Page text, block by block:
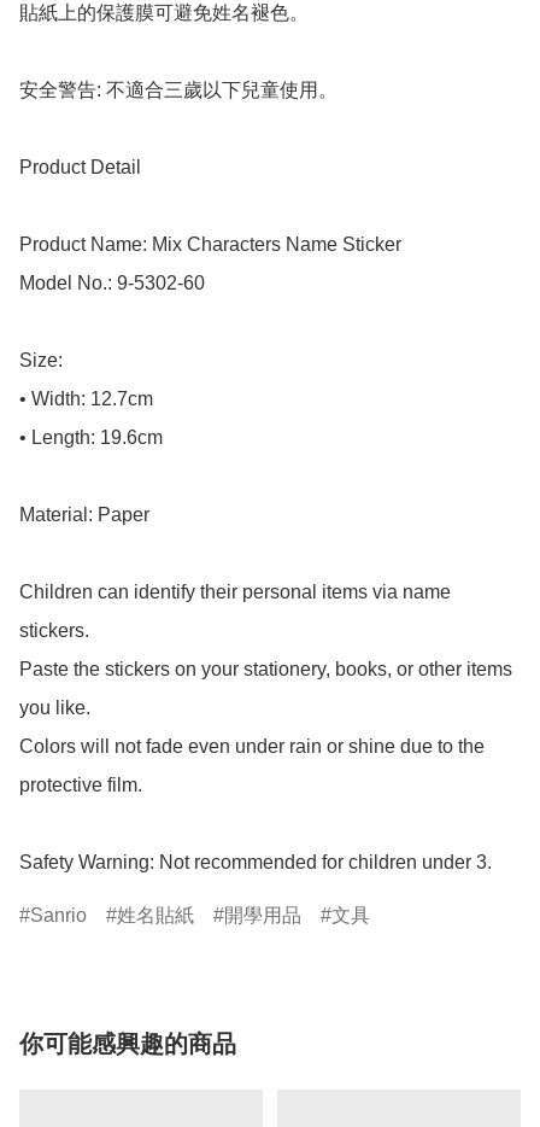
貼紙上的保護膜可避免姓名褪色。
安全警告: 不適合三歲以下兒童使用。
Product Detail
Product Name: Mix Characters Name Sticker
Model No.: 9-5302-60
Size:
• Width: 12.7cm
• Length: 19.6cm
Material: Paper
Children can identify their personal items via name
stickers.
Paste the stickers on your stationery, books, or other items
you like.
Colors will not fade even under rain or shine due to the
protective film.
Safety Warning: Not recommended for children under 3.
Sanrio 姓名貼紙 開學用品 文具
你可能感興趣的商品